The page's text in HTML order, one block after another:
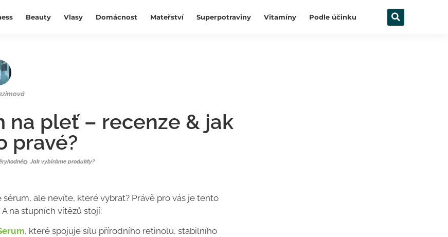
Beauty Vlasy Domácnost Mateřství Superpotraviny Vitamíny Podle účinku
na pleť – recenze & jak
pravé?
Jak vybíráme produkty?
ale nevíte, které vybrat? Právě pro vás je tento
na stupních vítězů stojí:
, které spojuje sílu přírodního retinolu, stabilního